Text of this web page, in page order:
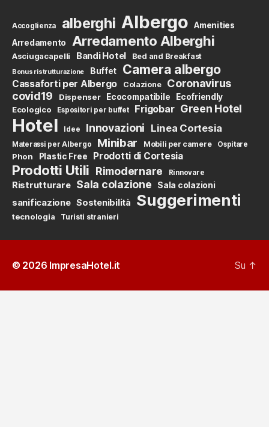
Accoglienza alberghi Albergo
Amenities
Arredamento
Arredamento Alberghi
Asciugacapelli Bandi Hotel Bed and Breakfast
Bonus ristrutturazione Buffet Camera albergo
Cassaforti per Albergo Colazione
Coronavirus
covid19
Dispenser Ecocompatibile
Ecofriendly
Ecologico
Espositori per buffet Frigobar Green Hotel
Hotel Idee Innovazioni Linea Cortesia
Materassi per Albergo Minibar Mobili per camere Ospitare
Phon Plastic Free Prodotti di Cortesia
Prodotti Utili Rimodernare Rinnovare
Ristrutturare Sala colazione Sala colazioni
sanificazione Sostenibilità Suggerimenti
tecnologia Turisti stranieri
© 2026 ImpresaHotel.it Su ↑